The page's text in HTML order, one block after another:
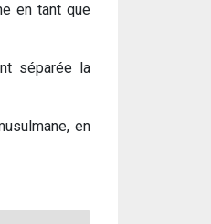
en tant que
séparée la
en